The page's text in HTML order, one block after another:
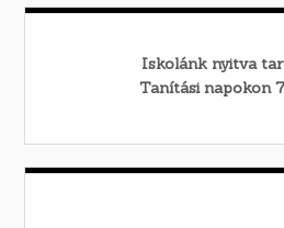
Iskolánk nyitva
Tanítási napokon